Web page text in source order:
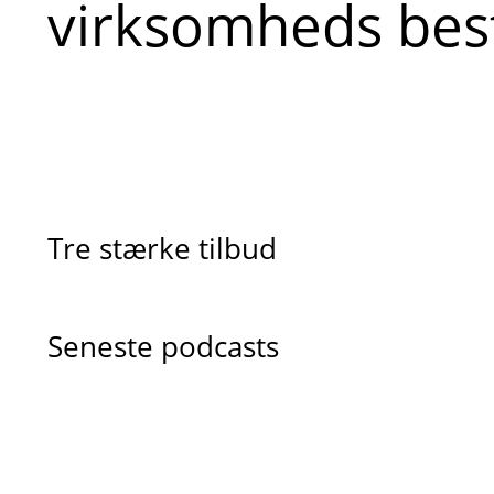
virksomheds
Tre stærke tilbud
Seneste podcasts